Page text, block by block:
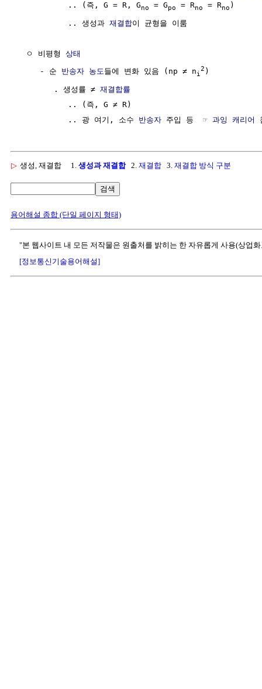
           .. (즉, G = R, G
no = Gpo = Rno = Rno )
           .. 생성과
재결합이 균형을 이룸
  ㅇ 비평형
상태
     - 순
반송자 농도들에 변화 있음 (np ≠ ni
2 )
        . 생성률 ≠
재결합률
           .. (즉, G ≠ R)
           .. 광 여기, 소수
반송자 주입 등  ☞ 과잉 캐리어
▷ 생성, 재결합 1. 생성과 재결합2. 재결합 3. 재결합 방식 구분
검색
용어해설 종합 (단일 페이지 형태)
"본 웹사이트 내 모든 저작물은 원출처를 밝히는 한 자유롭게 사용(상업
[정보통신기술용어해설]